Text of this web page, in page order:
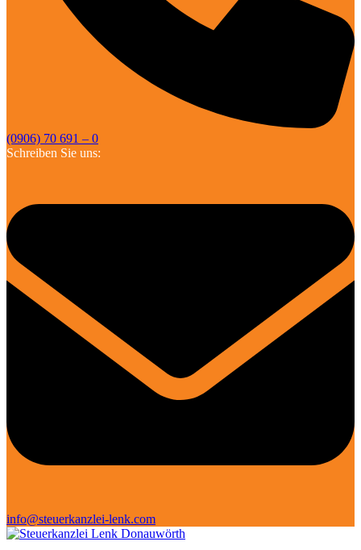
(0906) 70 691 – 0
Schreiben Sie uns:
info@steuerkanzlei-lenk.com